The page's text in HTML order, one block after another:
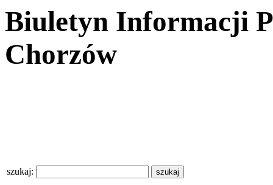
Biuletyn Informacji
Chorzów
szukaj: